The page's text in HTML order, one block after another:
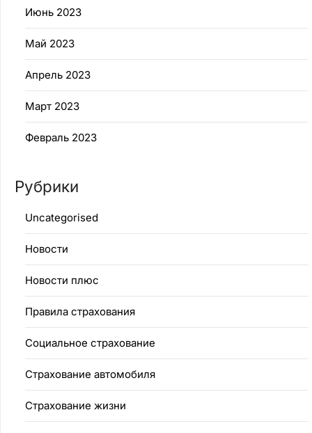
Июнь 2023
Май 2023
Апрель 2023
Март 2023
Февраль 2023
Рубрики
Uncategorised
Новости
Новости плюс
Правила страхования
Социальное страхование
Страхование автомобиля
Страхование жизни